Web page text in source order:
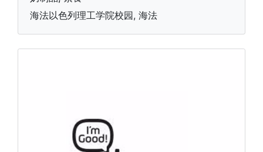
海法以色列理工学院校园, 海法